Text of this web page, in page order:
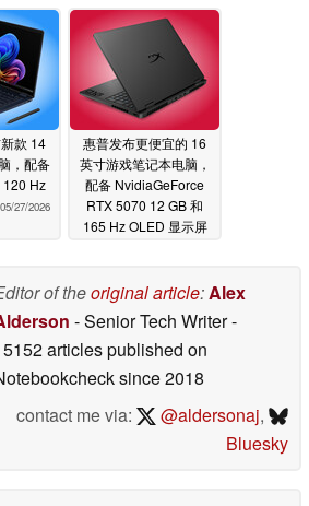
款 14
，配备
120 Hz
05/27/2026
惠普发布更便宜的 16
英寸游戏笔记本电脑，
配备 NvidiaGeForce
RTX 5070 12 GB 和
165 Hz OLED 显示屏
of theoriginal article:Alex
- Senior Tech Writer-
articles published on
since 2018
contact me via:
@aldersonaj,
Bluesky